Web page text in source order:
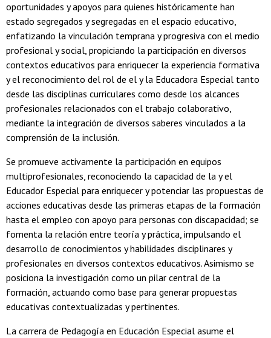
oportunidades y apoyos para quienes históricamente han
estado segregados y segregadas en el espacio educativo,
enfatizando la vinculación temprana y progresiva con el medio
profesional y social, propiciando la participación en diversos
contextos educativos para enriquecer la experiencia formativa
y el reconocimiento del rol de el y la Educadora Especial tanto
desde las disciplinas curriculares como desde los alcances
profesionales relacionados con el trabajo colaborativo,
mediante la integración de diversos saberes vinculados a la
comprensión de la inclusión.
Se promueve activamente la participación en equipos
multiprofesionales, reconociendo la capacidad de la y el
Educador Especial para enriquecer y potenciar las propuestas de
acciones educativas desde las primeras etapas de la formación
hasta el empleo con apoyo para personas con discapacidad; se
fomenta la relación entre teoría y práctica, impulsando el
desarrollo de conocimientos y habilidades disciplinares y
profesionales en diversos contextos educativos. Asimismo se
posiciona la investigación como un pilar central de la
formación, actuando como base para generar propuestas
educativas contextualizadas y pertinentes.
La carrera de Pedagogía en Educación Especial asume el